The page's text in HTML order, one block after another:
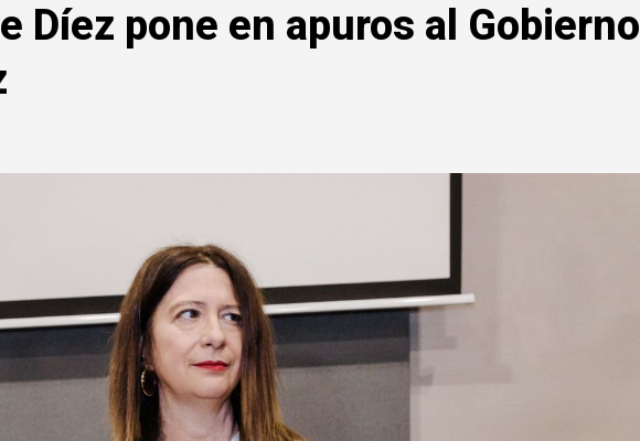
Díez pone en apuros al Gobierno